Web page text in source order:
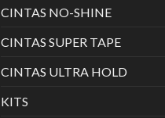
CINTAS NO-SHINE
CINTAS SUPER TAPE
CINTAS ULTRA HOLD
KITS